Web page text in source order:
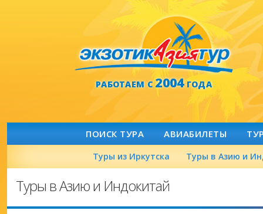
РАБОТАЕМ С2004ГОДА
ПОИСК ТУРА АВИАБИЛЕТЫ
Туры из Иркутска Туры в Азию и
Туры в Азию и Индокитай